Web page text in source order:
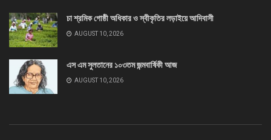
চা শ্রমিক গোষ্ঠী অধিকার ও স্বীকৃতির লড়াইয়ে আদিবাসী
AUGUST 10, 2026
এস এম সুলতানের ১০৩তম জন্মবার্ষিকী আজ
AUGUST 10, 2026